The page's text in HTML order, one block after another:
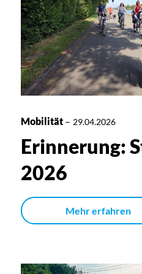
Mobilität– 29.04.2026
Erinnerung:
2026
Mehr erfahren